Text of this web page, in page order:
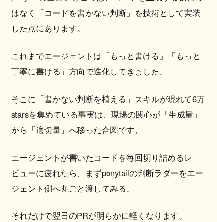
はなく「コードを書かない判断」を技術として実装
した点にあります。
これまでエージェントは「もっと書ける」「もっと
丁寧に書ける」方向で進化してきました。
そこに「書かない判断を植える」スキルが現れて6万
starsを集めている事実は、現場の関心が「生成量」
から「適切量」へ移った合図です。
エージェントが書いたコードを毎回切り詰めるレ
ビューに疲れたら、まずponytailの判断ラダーをエー
ジェント側へ丸ごと渡してみる。
それだけで翌日のPRが明らかに軽くなります。